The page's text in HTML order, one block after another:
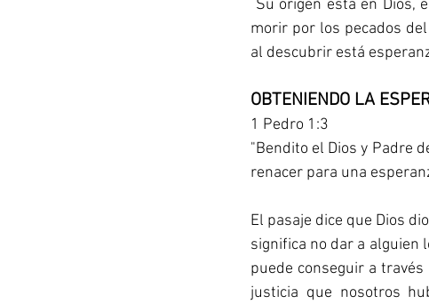
morir por los pecados
al descubrir está
OBTENIENDO LA
1 Pedro 1:3
"Bendito el Dios y Padre
renacer para una
El pasaje dice que Dios
significa no dar a alguien
puede conseguir a
justicia que nosotros